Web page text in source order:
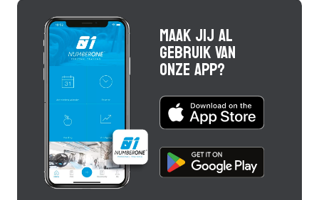
MAAK JIJ AL
GEBRUIK VAN
ONZE APP?